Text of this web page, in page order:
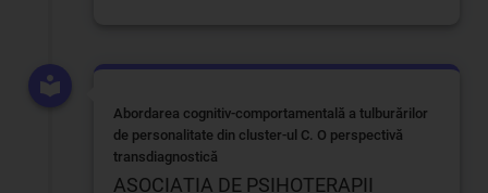
Abordarea cognitiv-comportamentală a tulburărilor
de personalitate din cluster-ul C. O perspectivă
transdiagnostică
ASOCIAȚIA DE PSIHOTERAPII